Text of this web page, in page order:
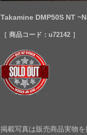
Takamine DMP50S NT
［ 商品コード：u72142 ］
掲載写真は販売商品実物